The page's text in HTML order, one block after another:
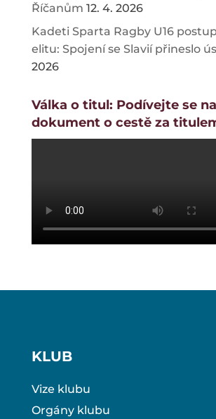
Říčanům 12. 4. 2026
Kadeti Sparta Ragby U16
elitu: Spojení se Slavií přineslo
2026
Válka o titul: Podívejte se na
dokument o cestě za
KLUB
Vize klubu
Orgány klubu